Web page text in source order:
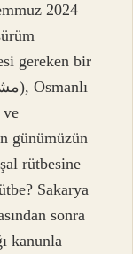
2024
gereken bir
ve
günümüzün
rütbesine
Sakarya
sonra
kanunla